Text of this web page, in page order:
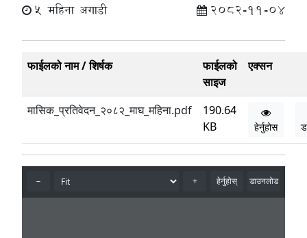
5 महिना अगाडी 2082-11-04
फाईलको नाम / शिर्षक
फाईलको
साइज
एक्सन
मासिक_प्रतिवेदन_२०८२_माघ_महिना.pdf
190.64
KB
हेर्नुहोस